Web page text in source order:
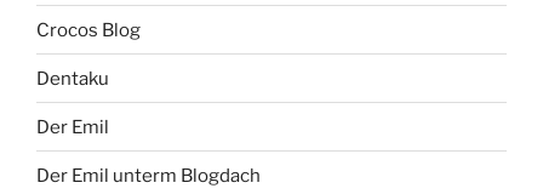
Crocos Blog
Dentaku
Der Emil
Der Emil unterm Blogdach